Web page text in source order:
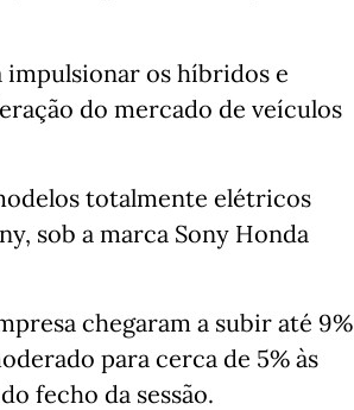
impulsionar os híbridos e
do mercado de veículos
totalmente elétricos
sob a marca Sony Honda
chegaram a subir até 9%
para cerca de 5% às
fecho da sessão.